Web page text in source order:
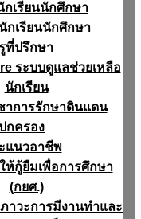
เรียนนักศึกษา
กเรียนนักศึกษา
ที่ปรึกษา
ระบบดูแลช่วยเหลือ
นักเรียน
การรักษาดินแดน
กครอง
แนวอาชีพ
ห้กู้ยืมเพื่อการศึกษา
(กยศ.)
าวะการมีงานทำและ